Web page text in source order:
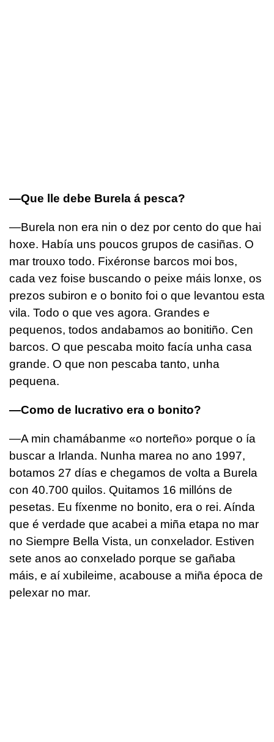
—Que lle debe Burela á pesca?
—Burela non era nin o dez por cento do que hai
hoxe. Había uns poucos grupos de casiñas. O
mar trouxo todo. Fixéronse barcos moi bos,
cada vez foise buscando o peixe máis lonxe, os
prezos subiron e o bonito foi o que levantou esta
vila. Todo o que ves agora. Grandes e
pequenos, todos andabamos ao bonitiño. Cen
barcos. O que pescaba moito facía unha casa
grande. O que non pescaba tanto, unha
pequena.
—Como de lucrativo era o bonito?
—A min chamábanme «o norteño» porque o ía
buscar a Irlanda. Nunha marea no ano 1997,
botamos 27 días e chegamos de volta a Burela
con 40.700 quilos. Quitamos 16 millóns de
pesetas. Eu fíxenme no bonito, era o rei. Aínda
que é verdade que acabei a miña etapa no mar
no Siempre Bella Vista, un conxelador. Estiven
sete anos ao conxelado porque se gañaba
máis, e aí xubileime, acabouse a miña época de
pelexar no mar.